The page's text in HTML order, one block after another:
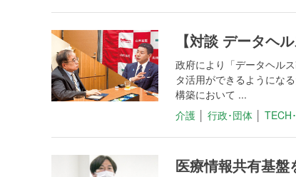
【対談 データヘ
政府により「データヘル
タ活用ができるようにな
構築において ...
介護
行政･団体 TECH
医療情報共有基